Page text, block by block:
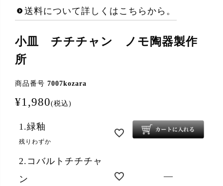
送料について詳しくはこちらから。
小皿 チチチャン ノモ陶器製作
所
商品番号 7007kozara
¥1,980 税込
1.緑釉
残りわずか
2.コバルトチチチャ
ン
—